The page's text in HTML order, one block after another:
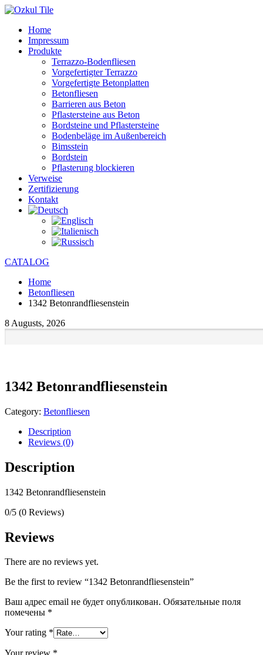
Home
Impressum
Produkte
Terrazzo-Bodenfliesen
Vorgefertigter Terrazzo
Vorgefertigte Betonplatten
Betonfliesen
Barrieren aus Beton
Pflastersteine aus Beton
Bordsteine und Pflastersteine
Bodenbeläge im Außenbereich
Bimsstein
Bordstein
Pflasterung blockieren
Verweise
Zertifizierung
Kontakt
CATALOG
Home
Betonfliesen
1342 Betonrandfliesenstein
8 Augusts, 2026
1342 Betonrandfliesenstein
Category: Betonfliesen
Description
Reviews (0)
Description
1342 Betonrandfliesenstein
0/5 (0 Reviews)
Reviews
There are no reviews yet.
Be the first to review “1342 Betonrandfliesenstein”
Ваш адрес email не будет опубликован. Обязательные поля
помечены *
Your rating *